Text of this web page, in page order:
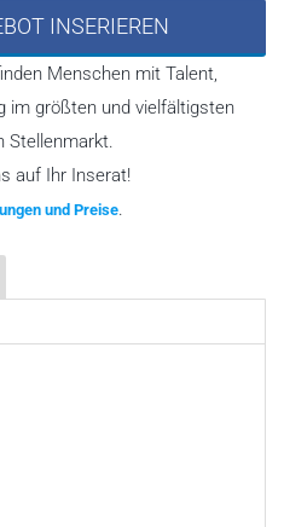
INSERIEREN
Menschen mit Talent,
im größten und vielfältigsten
Stellenmarkt.
auf Ihr Inserat!
und Preise.